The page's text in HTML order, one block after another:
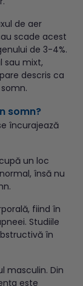
de aer
scade acest
de 3-4%.
sau mixt,
descris ca
somn?
încurajează
un loc
însă nu
fiind în
Studiile
în
masculin. Din
este